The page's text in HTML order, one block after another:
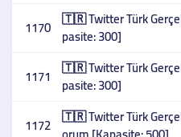
1170 🇹🇷 Twitter Türk
pasite: 300]
1171 🇹🇷 Twitter Türk
pasite: 300]
1172 🇹🇷 Twitter Türk